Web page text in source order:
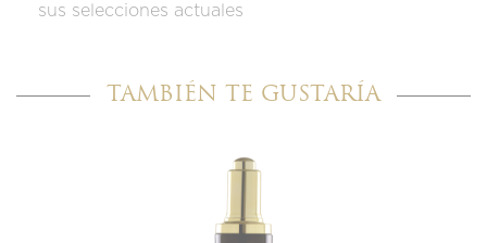
sus selecciones actuales
TAMBIÉN TE GUSTARÍA